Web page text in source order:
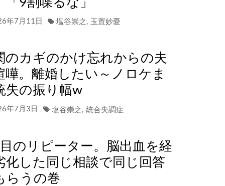
年7月11日 塩谷崇之, 玉置妙憂
のカギのかけ忘れからの夫
嘩。離婚したい～ノロケま
失の振り幅w
年7月3日 塩谷崇之 統合失調症
のリピーター。脳出血を経
化した同じ相談で同じ回答
らうの巻